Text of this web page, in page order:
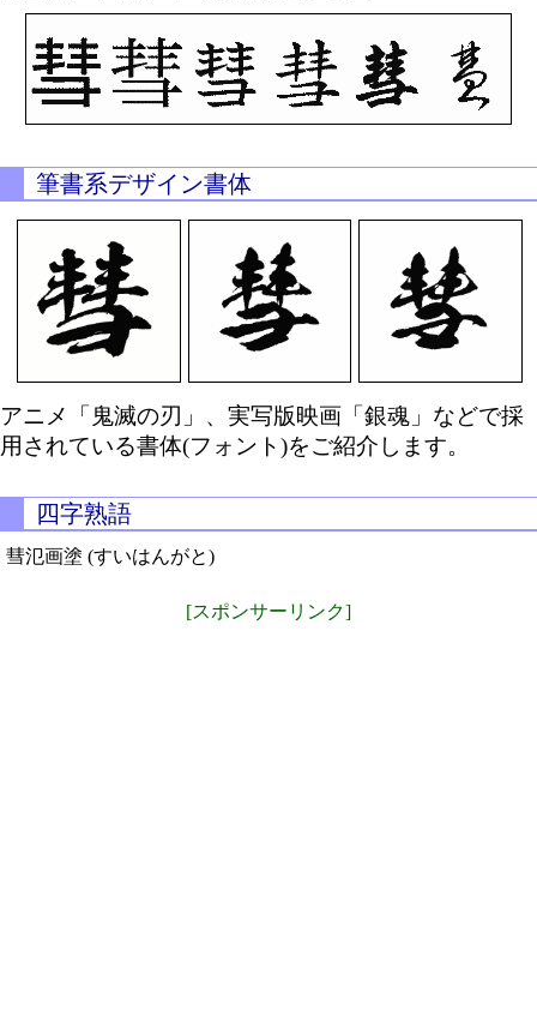
筆書系デザイン書体
アニメ「鬼滅の刃」、実写版映画「銀魂」などで採
用されている書体(フォント)をご紹介します。
四字熟語
彗氾画塗 (すいはんがと)
[スポンサーリンク]